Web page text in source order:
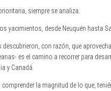
siempre se analiza.
yacimientos, desde Neuquén hasta
con razón, que
es el camino a recorrer para
y Canadá.
la magnitud de lo que,